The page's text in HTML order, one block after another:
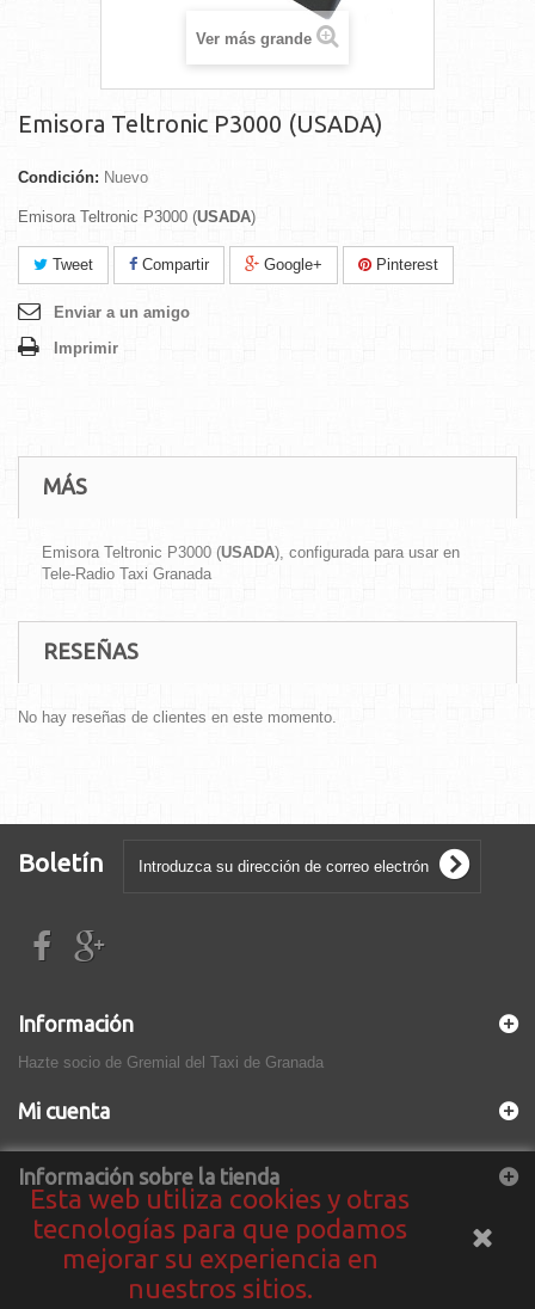
Esta web utiliza cookies y otras
tecnologías para que podamos
mejorar su experiencia en
nuestros sitios.
Ver más grande
Emisora Teltronic P3000 (USADA)
Condición: Nuevo
Emisora Teltronic P3000 (USADA)
Tweet Compartir Google+ Pinterest
Enviar a un amigo
Imprimir
MÁS
Emisora Teltronic P3000 (USADA), configurada para usar en
Tele-Radio Taxi Granada
RESEÑAS
No hay reseñas de clientes en este momento.
Boletín
Información
Hazte socio de Gremial del Taxi de Granada
Mi cuenta
Información sobre la tienda